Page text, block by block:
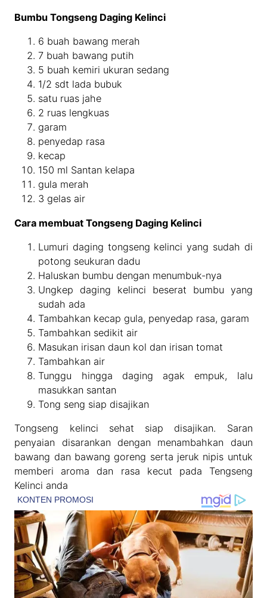
Bumbu Tongseng Daging Kelinci
6 buah bawang merah
7 buah bawang putih
5 buah kemiri ukuran sedang
1/2 sdt lada bubuk
satu ruas jahe
2 ruas lengkuas
garam
penyedap rasa
kecap
150 ml Santan kelapa
gula merah
3 gelas air
Cara membuat Tongseng Daging Kelinci
Lumuri daging tongseng kelinci yang sudah di
potong seukuran dadu
Haluskan bumbu dengan menumbuk-nya
Ungkep daging kelinci beserat bumbu yang
sudah ada
Tambahkan kecap gula, penyedap rasa, garam
Tambahkan sedikit air
Masukan irisan daun kol dan irisan tomat
Tambahkan air
Tunggu hingga daging agak empuk, lalu
masukkan santan
Tong seng siap disajikan
Tongseng kelinci sehat siap disajikan. Saran
penyaian disarankan dengan menambahkan daun
bawang dan bawang goreng serta jeruk nipis untuk
memberi aroma dan rasa kecut pada Tengseng
Kelinci anda